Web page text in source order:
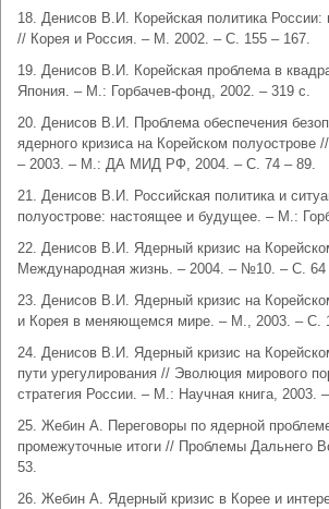
18. Денисов В.И. Корейская политика
// Корея и Россия. – М. 2002. – С. 155 – 167.
19. Денисов В.И. Корейская проблема в
Япония. – М.: Горбачев-фонд, 2002. – 319 с.
20. Денисов В.И. Проблема обеспечения
ядерного кризиса на Корейском полуострове
– 2003. – М.: ДА МИД РФ, 2004. – С. 74 – 89.
21. Денисов В.И. Российская политика и
полуострове: настоящее и будущее. – М.:
22. Денисов В.И. Ядерный кризис на
Международная жизнь. – 2004. – №10. – С. 64
23. Денисов В.И. Ядерный кризис на
и Корея в меняющемся мире. – М., 2003. – С.
24. Денисов В.И. Ядерный кризис на
пути урегулирования // Эволюция мирового
стратегия России. – М.: Научная книга, 2003.
25. Жебин А. Переговоры по ядерной
промежуточные итоги // Проблемы Дальнего
53.
26. Жебин А. Ядерный кризис в Корее и